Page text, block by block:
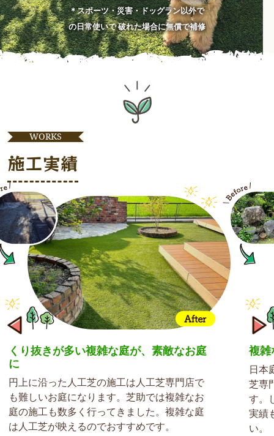
＊スポーツ・災害・ドッグラン以外で
の日常使いで 破れた場合に無償で補修
WORKS
施工実績
多い複雑な庭が、素敵なお庭
人工芝の施工は人工芝専門店で
になります。芝助では複雑なお
多く行ってきました。複雑な庭
えるのでおすすめです。
複雑な日本庭園
日本庭園の石な
芝専門店でも施工
す。しかし、芝助
実績も豊富なので